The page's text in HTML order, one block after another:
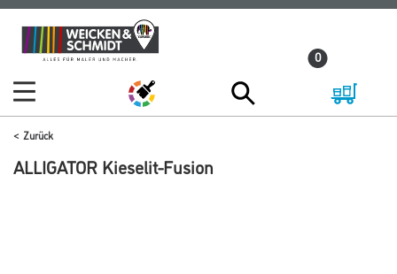
Zum
Inhalt
Zum
Navigationsmenü
0
Zurück
ALLIGATOR Kieselit-Fusion